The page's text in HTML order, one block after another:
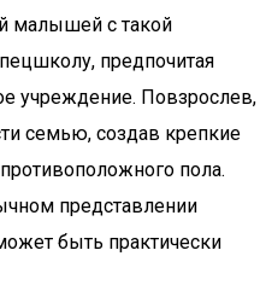
малышей с такой
предпочитая
учреждение. Повзрослев,
семью, создав крепкие
пола.
представлении
быть практически